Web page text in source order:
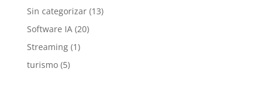
Sin categorizar(13)
Software IA(20)
Streaming(1)
turismo(5)